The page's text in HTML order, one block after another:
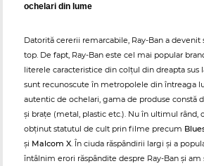
ochelari din lume
Datorită cererii remarcabile, Ray-Ban a
top. De fapt, Ray-Ban este cel mai popular
literele caracteristice din colțul din dreapta sus
sunt recunoscute în metropolele din întreaga
autentic de ochelari, gama de produse constă
și brațe (metal, plastic etc.). Nu în ultimul rând,
obținut statutul de cult prin filme precum
și Malcom X. În ciuda răspândirii largi și a
întâlnim erori răspândite despre Ray-Ban și